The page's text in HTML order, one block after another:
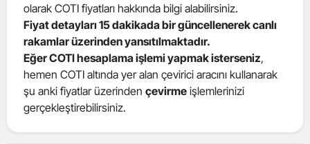
Gümüşhane
Hakkari
Hatay
Isparta
olarak COTI fiyatları hakkında bilgi alabilirsiniz.
Fiyat detayları 15 dakikada bir güncellenerek canlı
rakamlar üzerinden yansıtılmaktadır.
Eğer COTI hesaplama işlemi yapmak isterseniz,
hemen COTI altında yer alan çevirici aracını kullanarak
şu anki fiyatlar üzerinden çevirme işlemlerinizi
gerçekleştirebilirsiniz.